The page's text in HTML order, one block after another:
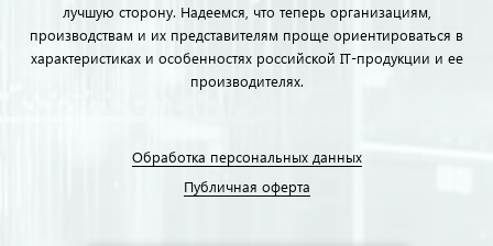
лучшую сторону. Надеемся, что теперь организациям,
производствам и их представителям проще ориентироваться в
характеристиках и особенностях российской IT-продукции и ее
производителях.
Обработка персональных данных
Публичная оферта